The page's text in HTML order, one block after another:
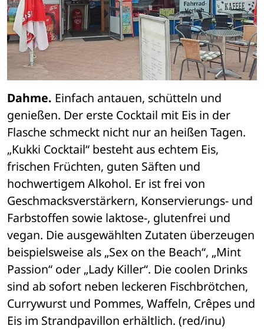
Dahme. Einfach antauen, schütteln und
genießen. Der erste Cocktail mit Eis in der
Flasche schmeckt nicht nur an heißen Tagen.
„Kukki Cocktail“ besteht aus echtem Eis,
frischen Früchten, guten Säften und
hochwertigem Alkohol. Er ist frei von
Geschmacksverstärkern, Konservierungs- und
Farbstoffen sowie laktose-, glutenfrei und
vegan. Die ausgewählten Zutaten überzeugen
beispielsweise als „Sex on the Beach“, „Mint
Passion“ oder „Lady Killer“. Die coolen Drinks
sind ab sofort neben leckeren Fischbrötchen,
Currywurst und Pommes, Waffeln, Crêpes und
Eis im Strandpavillon erhältlich. (red/inu)